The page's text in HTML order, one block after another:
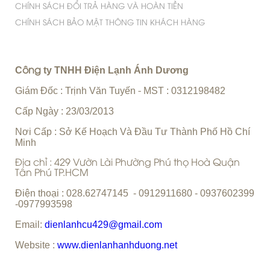
CHÍNH SÁCH ĐỔI TRẢ HÀNG VÀ HOÀN TIỀN
CHÍNH SÁCH BẢO MẬT THÔNG TIN KHÁCH HÀNG
Công ty TNHH Điện Lạnh Ánh Dương
Giám Đốc : Trịnh Văn Tuyến - MST : 0312198482
Cấp Ngày : 23/03/2013
Nơi Cấp : Sở Kế Hoạch Và Đầu Tư Thành Phố Hồ Chí
Minh
Địa chỉ : 429 Vườn Lài Phường Phú thọ Hoà Quận
Tân Phú TP.HCM
Điện thoại : 028.62747145 - 0912911680 - 0937602399
-0977993598
Email: dienlanhcu429@gmail.com
Website : www.dienlanhanhduong.net